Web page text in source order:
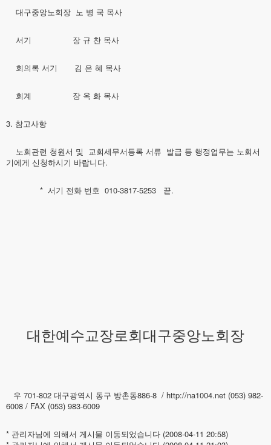
대구중앙노회장 노 병 국 목사
서기 장 규 찬 목사
회의록 서기 김 은 혜 목사
회계 장 옥 화 목사
3. 참고사항
노회관련 청원서 및 교회세무서등록 서류 발급 등 행정업무는 노회서
기에게 신청하시기 바랍니다.
* 서기 전화 번호 010-3817-5253 끝.
대한예수교장로회대구중앙노회장
우 701-802 대구광역시 동구 방촌동886-8 / http://na1004.net (053) 982-
6008 / FAX (053) 983-6009
* 관리자님에 의해서 게시물 이동되었습니다 (2008-04-11 20:58)